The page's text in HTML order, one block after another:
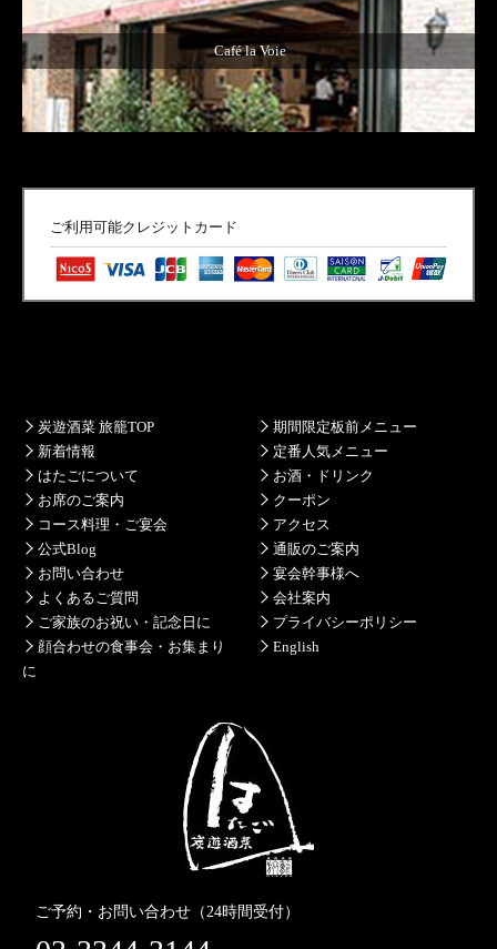
Café la Voie
ご利用可能クレジットカード
炭遊酒菜 旅籠TOP
新着情報
はたごについて
お席のご案内
コース料理・ご宴会
期間限定板前メニュー
定番人気メニュー
お酒・ドリンク
クーポン
アクセス
公式Blog
お問い合わせ
よくあるご質問
ご家族のお祝い・記念日に
顔合わせの食事会・お集まり
に
通販のご案内
宴会幹事様へ
会社案内
プライバシーポリシー
English
ご予約・お問い合わせ（24時間受付）